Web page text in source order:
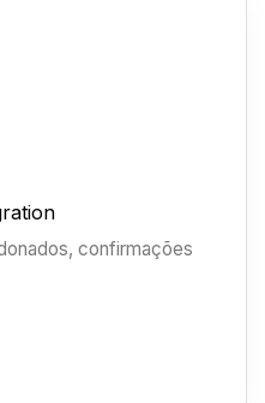
confirmações